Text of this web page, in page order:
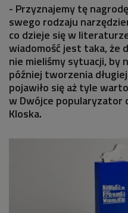
- Przyznajemy tę
swego rodzaju
co dzieje się w
wiadomość jest taka, że
nie mieliśmy sytuacji, by
później tworzenia
pojawiło się aż tyle
w Dwójce popularyzator
Kloska.